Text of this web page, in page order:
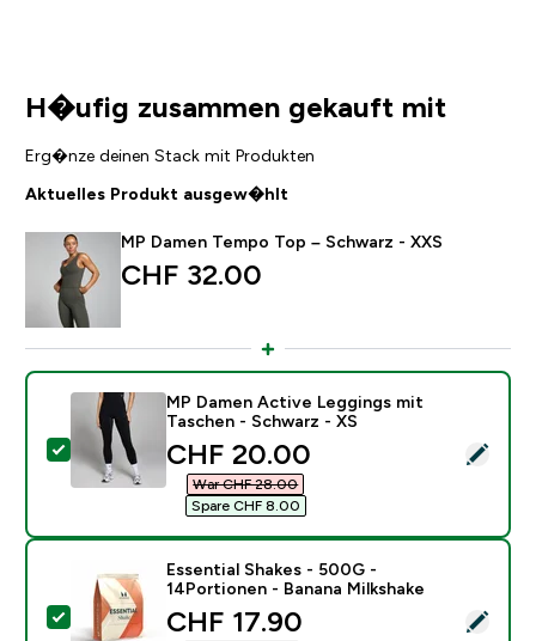
H�ufig zusammen gekauft mit
Erg�nze deinen Stack mit Produkten
Aktuelles Produkt ausgew�hlt
MP Damen Tempo Top – Schwarz - XXS
CHF 32.00‎
Dieses Produkt ausw�hlen - MP Damen Active
MP Damen Active Leggings mit
Taschen - Schwarz - XS
discounted price
CHF 20.00‎
War CHF 28.00‎
Spare CHF 8.00‎
Dieses Produkt ausw�hlen - Essential Shakes -
Essential Shakes - 500G -
14Portionen - Banana Milkshake
discounted price
CHF 17.90‎